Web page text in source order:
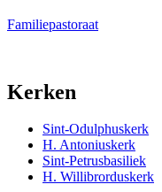
Familiepastoraat
Kerken
Sint-Odulphuskerk
H. Antoniuskerk
Sint-Petrusbasiliek
H. Willibrorduskerk